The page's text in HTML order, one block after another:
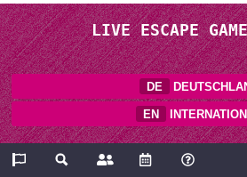
LIVE ESCAPE
DE
EN